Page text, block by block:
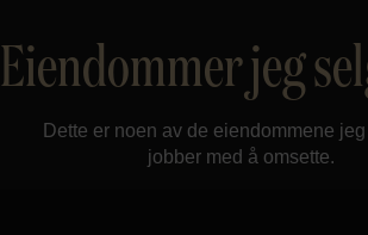
Eiendommer jeg
Dette er noen av de eiendommene
jobber med å omsette.